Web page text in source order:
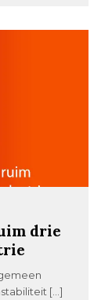
drie
[…]